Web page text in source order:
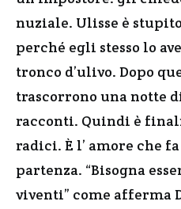
nuziale. Ulisse è
perché egli stesso lo
tronco d’ulivo. Dopo
trascorrono una notte
racconti. Quindi è
radici. È l’ amore che
partenza. “Bisogna
viventi” come afferma